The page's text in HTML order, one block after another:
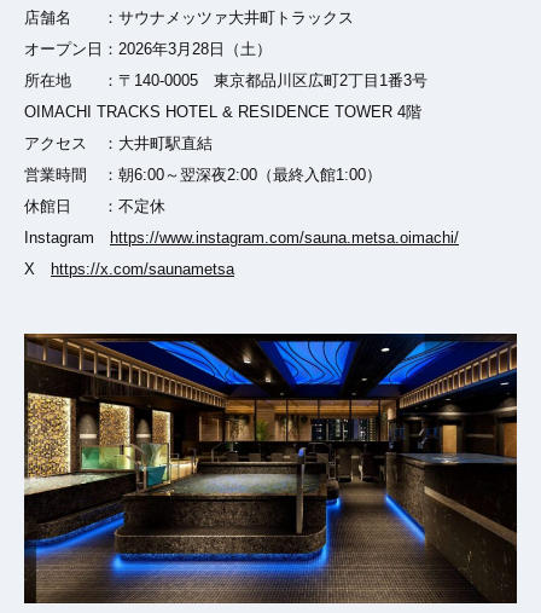
店舗名 ：サウナメッツァ大井町トラックス
オープン日：2026年3月28日（土）
所在地 ：〒140-0005 東京都品川区広町2丁目1番3号
OIMACHI TRACKS HOTEL & RESIDENCE TOWER 4階
アクセス ：大井町駅直結
営業時間 ：朝6:00～翌深夜2:00（最終入館1:00）
休館日 ：不定休
Instagram https://www.instagram.com/sauna.metsa.oimachi/
X https://x.com/saunametsa